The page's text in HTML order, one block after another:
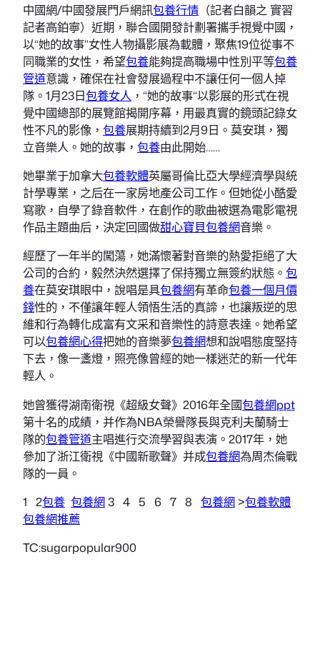
中國網/中國發展門戶網訊包養行情 （記者白韻之 實習
記者高鉑寧）近期，聯合國開發計劃署攜手視覺中國，
以“她的故事”女性人物攝影展為載體，聚焦19位從事不
同職業的女性，希望包養能夠提高職場中性別平等包養
管道意識，確保在社會發展過程中不讓任何一個人掉
隊。1月23日包養女人 ，“她的故事“以影展的形式在視
覺中國總部的展覽館揭開序幕，用最真實的鏡頭記錄女
性不凡的影像， 包養展期持續到2月9日。莫安琪，獨
立音樂人。她的故事， 包養由此開始……
她畢業于加拿大包養軟體英屬哥倫比亞大學經濟學與統
計學專業，之后在一家房地產公司工作。但她從小酷愛
寫歌，自學了錄音軟件，在創作的歌曲被選為電影電視
作品主題曲后，決定回國做甜心寶貝包養網音樂。
經歷了一年半的闖蕩，她滿懷著對音樂的熱愛拒絕了大
公司的合約，毅然決然選擇了保持獨立無簽約狀態。 包
養在莫安琪眼中，說唱是具包養網有革命包養一個月價
錢性的，不僅讓年輕人領悟生活的真諦，也讓叛逆的思
維和行為轉化成富有文采和音樂性的詩意表達。她希望
可以包養網心得把她的音樂夢包養網想和說唱態度堅持
下去，像一盞燈，照亮像曾經的她一樣迷茫的新一代年
輕人。
她曾獲得湖南衛視《超級女聲》2016年全國包養網ppt
第十名的成績，并作為NBA榮譽隊長與克利夫蘭騎士
隊的包養管道主唱進行交流學習與表演。2017年，她
參加了浙江衛視《中國新歌聲》并成包養網為周杰倫戰
隊的一員。
1 2包養 包養網3 4 5 6 7 8 包養網 >包養軟體
包養網推薦
TC:sugarpopular900